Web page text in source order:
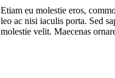
Etiam eu molestie eros,
leo ac nisi iaculis porta. Sed
molestie velit. Maecenas